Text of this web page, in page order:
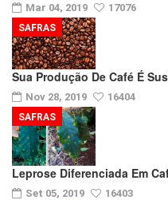
Mar 04, 2019 17076
Sua Produção De Café É
Nov 28, 2019 16404
SAFRAS
Leprose Diferenciada Em
Set 05, 2019 16403
SAFRAS